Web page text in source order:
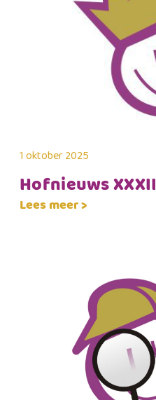
1 oktober 2025
Hofnieuws XXXII
Lees meer >